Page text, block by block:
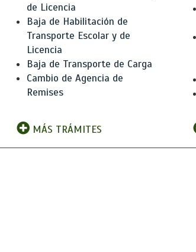
de Licencia
Baja de Habilitación de
Transporte Escolar y de
Licencia
Baja de Transporte de Carga
Cambio de Agencia de
Remises
MÁS TRÁMITES